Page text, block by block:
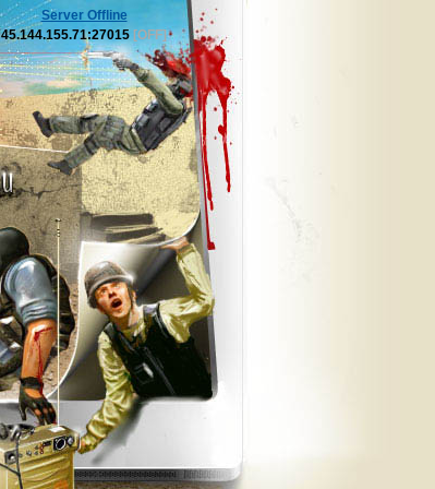
Server Offline
45.144.155.71:27015 [OFF]